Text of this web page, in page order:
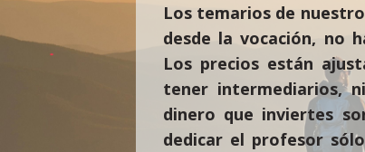
Los temarios de
desde la vocación, no
Los precios están
tener intermediarios,
dinero que inviertes
dedicar el profesor